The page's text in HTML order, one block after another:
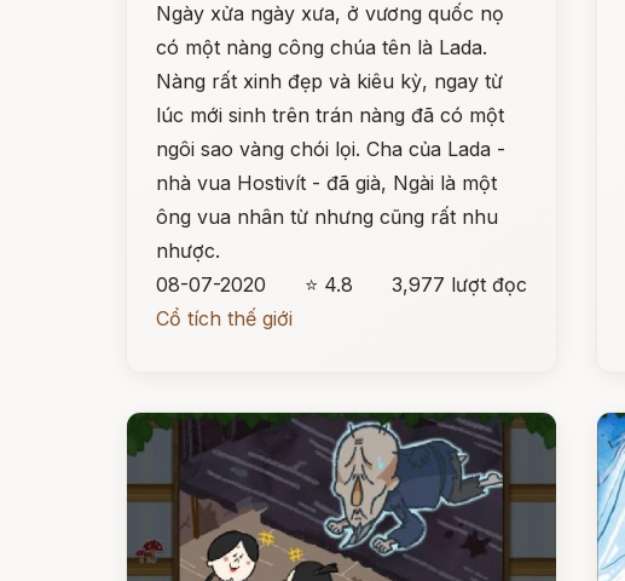
Ngày xửa ngày xưa, ở vương quốc nọ
có một nàng công chúa tên là Lada.
Nàng rất xinh đẹp và kiêu kỳ, ngay từ
lúc mới sinh trên trán nàng đã có một
ngôi sao vàng chói lọi. Cha của Lada -
nhà vua Hostivít - đã già, Ngài là một
ông vua nhân từ nhưng cũng rất nhu
nhược.
08-07-2020
⭐ 4.8
3,977 lượt đọc
Cổ tích thế giới